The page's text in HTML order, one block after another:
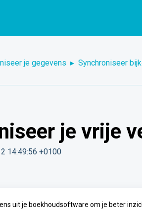
je gegevens ▸ Synchroniseer
je vrije
14:49:56 +0100
uit je boekhoudsoftware om je beter